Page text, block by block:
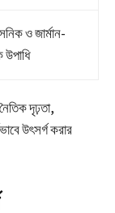
ও জার্মান-
উপাধি
দৃঢ়তা,
উৎসর্গ করার